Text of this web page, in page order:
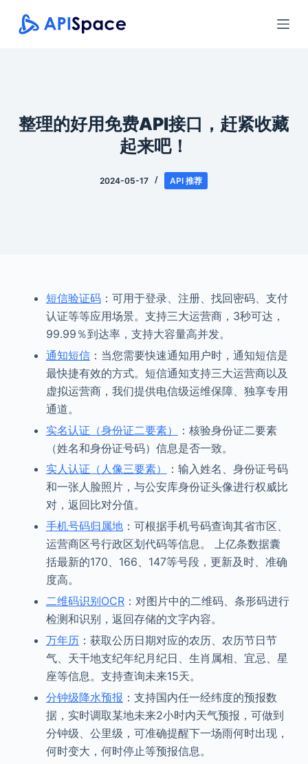
跳
过
整理的好用免费API接口，赶紧收藏
起来吧！
2024-05-17 API 推荐
短信验证码：可用于登录、注册、找回密码、支付
认证等等应用场景。支持三大运营商，3秒可达，
99.99％到达率，支持大容量高并发。
通知短信：当您需要快速通知用户时，通知短信是
最快捷有效的方式。短信通知支持三大运营商以及
虚拟运营商，我们提供电信级运维保障、独享专用
通道。
实名认证（身份证二要素）
：核验身份证二要素
（姓名和身份证号码）信息是否一致。
实人认证（人像三要素）
：输入姓名、身份证号码
和一张人脸照片，与公安库身份证头像进行权威比
对，返回比对分值。
手机号码归属地：可根据手机号码查询其省市区、
运营商区号行政区划代码等信息。 上亿条数据囊
括最新的170、166、147等号段，更新及时、准确
度高。
二维码识别OCR：对图片中的二维码、条形码进行
检测和识别，返回存储的文字内容。
万年历：获取公历日期对应的农历、农历节日节
气、天干地支纪年纪月纪日、生肖属相、宜忌、星
座等信息。支持查询未来15天。
分钟级降水预报 ：支持国内任一经纬度的预报数
据，实时调取某地未来2小时内天气预报，可做到
分钟级、公里级，可准确提醒下一场雨何时出现，
何时变大，何时停止等预报信息。